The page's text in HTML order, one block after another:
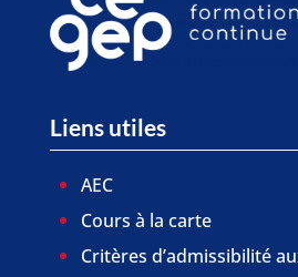
Liens utiles
AEC
Cours à la carte
Critères d’admissibilité